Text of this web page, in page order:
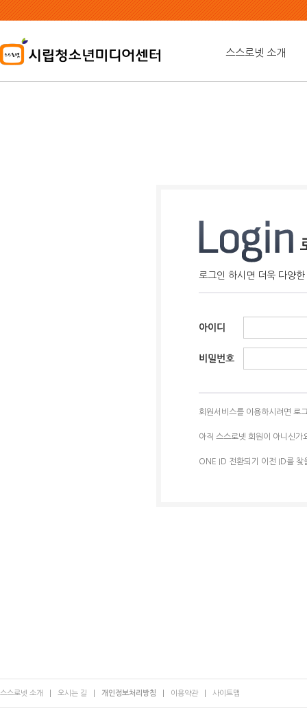
본
문
용
바
가
스스로넷 소개
로그인 하시면 더욱 다양
아이디
비밀번호
회원서비스를 이용하시려면 로
아직 스스로넷 회원이 아니신가
ONE ID 전환되기 이전 ID를 찾
스스로넷 소개 오시는 길 개인정보처리방침 이용약관 사이트맵